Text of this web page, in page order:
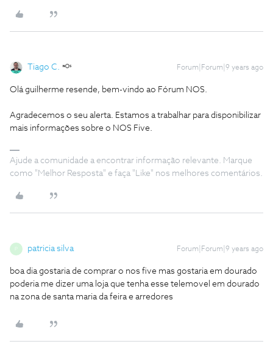
Tiago C. Forum|Forum|9 years ago
Olá guilherme resende, bem-vindo ao Fórum NOS.
Agradecemos o seu alerta. Estamos a trabalhar para disponibilizar
mais informações sobre o NOS Five.
Ajude a comunidade a encontrar informação relevante. Marque
como "Melhor Resposta" e faça "Like" nos melhores comentários.
patricia silva Forum|Forum|9 years ago
boa dia gostaria de comprar o nos five mas gostaria em dourado
poderia me dizer uma loja que tenha esse telemovel em dourado
na zona de santa maria da feira e arredores